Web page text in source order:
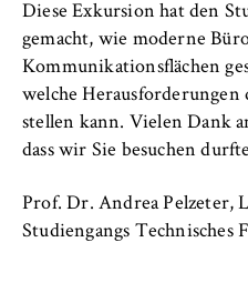
Diese Exkursion hat den
gemacht, wie moderne
Kommunikationsflächen
welche
stellen kann. Vielen Dank
dass wir Sie besuchen
Prof. Dr. Andrea Pelzeter,
Studiengangs Technisches
an Google
werden.
Cookie Laufzeit:
bis zu 2 Jahre
STATISTIK